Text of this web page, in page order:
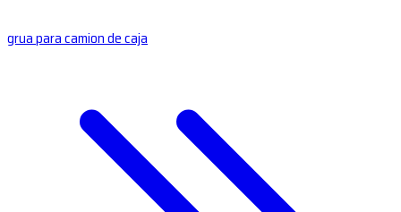
grua para camion de caja